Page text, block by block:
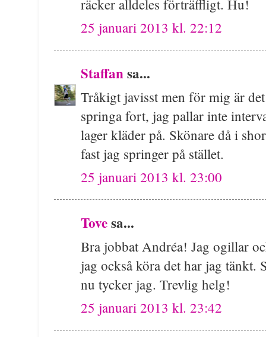
räcker alldeles förträffligt. Hu!
25 januari 2013 kl. 22:12
Staffansa...
Tråkigt javisst men för mig är
springa fort, jag pallar inte
lager kläder på. Skönare då i
fast jag springer på stället.
25 januari 2013 kl. 23:00
Tovesa...
Bra jobbat Andréa! Jag ogillar
jag också köra det har jag tänkt.
nu tycker jag. Trevlig helg!
25 januari 2013 kl. 23:42